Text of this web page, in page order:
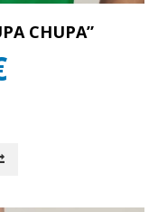
CHUPA”